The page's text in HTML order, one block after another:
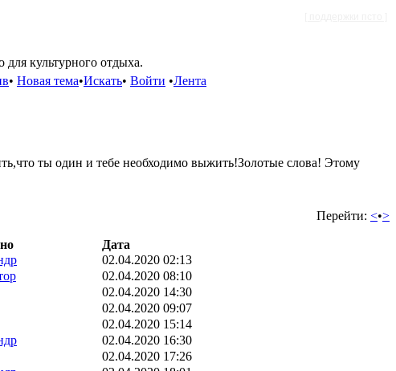
для культурного отдыха.
• Новая тема•Искать• Войти •Лента
ты один и тебе необходимо выжить!Золотые слова! Этому
Перейти: <•>
Дата
02.04.2020 02:13
02.04.2020 08:10
02.04.2020 14:30
02.04.2020 09:07
02.04.2020 15:14
02.04.2020 16:30
02.04.2020 17:26